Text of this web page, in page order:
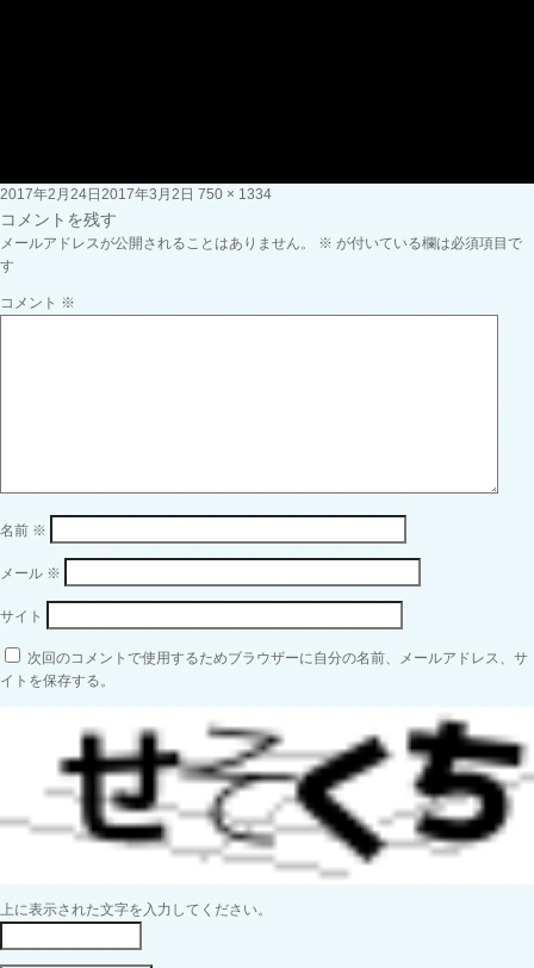
投
稿
日:
2017年2月24日 2017年3月2日 フ
サ
750 × 1334
コメントを残す
メールアドレスが公開されることはありません。 ※ が付いている欄は必須項目で
す
コメント ※
名前 ※
メール ※
サイト
次回のコメントで使用するためブラウザーに自分の名前、メールアドレス、サ
イトを保存する。
上に表示された文字を入力してください。